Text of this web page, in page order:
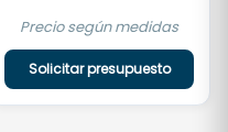
Precio según medidas
Solicitar presupuesto